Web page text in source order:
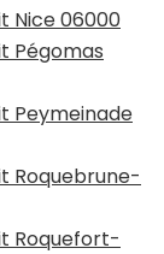
Nice 06000
Pégomas
Peymeinade
Roquebrune-
Roquefort-